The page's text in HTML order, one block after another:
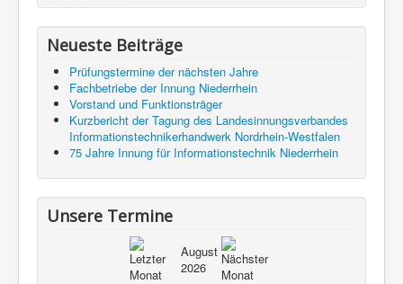
Neueste Beiträge
Prüfungstermine der nächsten Jahre
Fachbetriebe der Innung Niederrhein
Vorstand und Funktionsträger
Kurzbericht der Tagung des Landesinnungsverbandes
Informationstechnikerhandwerk Nordrhein-Westfalen
75 Jahre Innung für Informationstechnik Niederrhein
Unsere Termine
August
2026